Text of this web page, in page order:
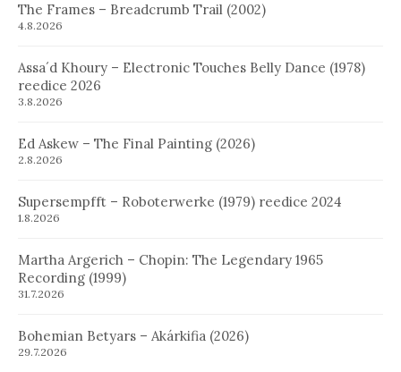
The Frames – Breadcrumb Trail (2002)
4.8.2026
Assa´d Khoury – Electronic Touches Belly Dance (1978)
reedice 2026
3.8.2026
Ed Askew – The Final Painting (2026)
2.8.2026
Supersempfft – Roboterwerke (1979) reedice 2024
1.8.2026
Martha Argerich – Chopin: The Legendary 1965
Recording (1999)
31.7.2026
Bohemian Betyars – Akárkifia (2026)
29.7.2026